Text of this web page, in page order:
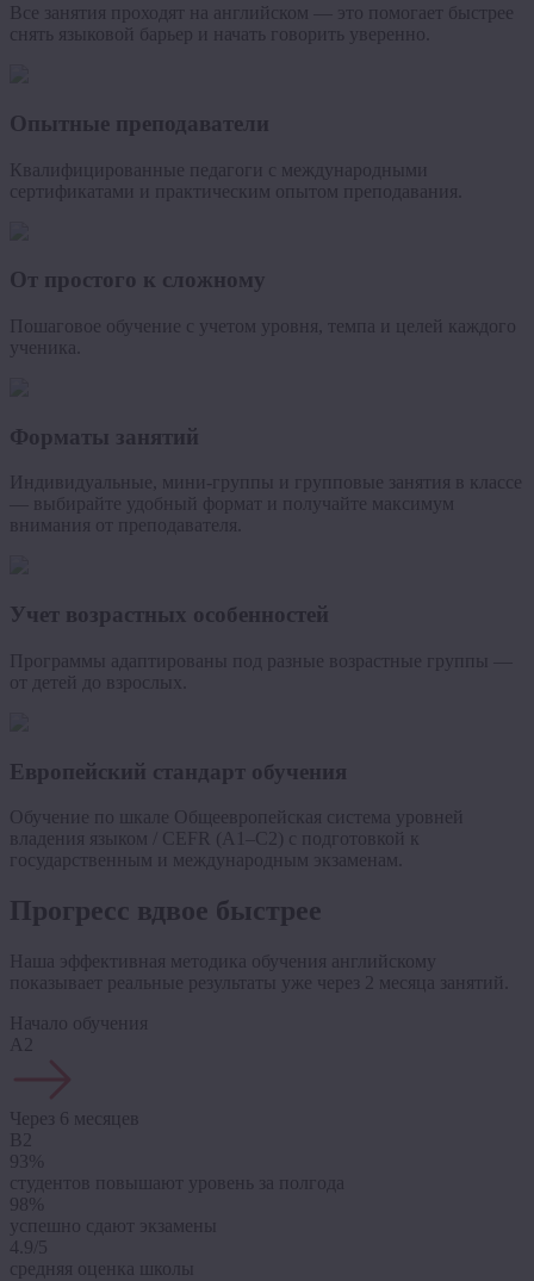
Все занятия проходят на английском — это помогает быстрее
снять языковой барьер и начать говорить уверенно.
Опытные преподаватели
Квалифицированные педагоги с международными
сертификатами и практическим опытом преподавания.
От простого к сложному
Пошаговое обучение с учетом уровня, темпа и целей каждого
ученика.
Форматы занятий
Индивидуальные, мини-группы и групповые занятия в классе
— выбирайте удобный формат и получайте максимум
внимания от преподавателя.
Учет возрастных особенностей
Программы адаптированы под разные возрастные группы —
от детей до взрослых.
Европейский стандарт обучения
Обучение по шкале Общеевропейская система уровней
владения языком / CEFR (A1–C2) с подготовкой к
государственным и международным экзаменам.
Прогресс вдвое быстрее
Наша эффективная методика обучения английскому
показывает реальные результаты уже через 2 месяца занятий.
Начало обучения
A2
Через 6 месяцев
B2
93%
студентов повышают уровень за полгода
98%
успешно сдают экзамены
4.9/5
средняя оценка школы